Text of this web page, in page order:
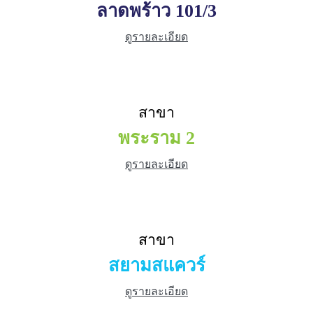
ลาดพร้าว 101/3
ดูรายละเอียด
สาขา
พระราม 2
ดูรายละเอียด
สาขา
สยามสแควร์
ดูรายละเอียด